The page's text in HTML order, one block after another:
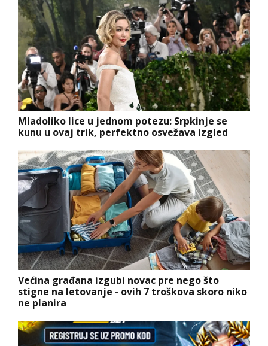
Mladoliko lice u jednom potezu: Srpkinje se
kunu u ovaj trik, perfektno osvežava izgled
Većina građana izgubi novac pre nego što
stigne na letovanje - ovih 7 troškova skoro niko
ne planira